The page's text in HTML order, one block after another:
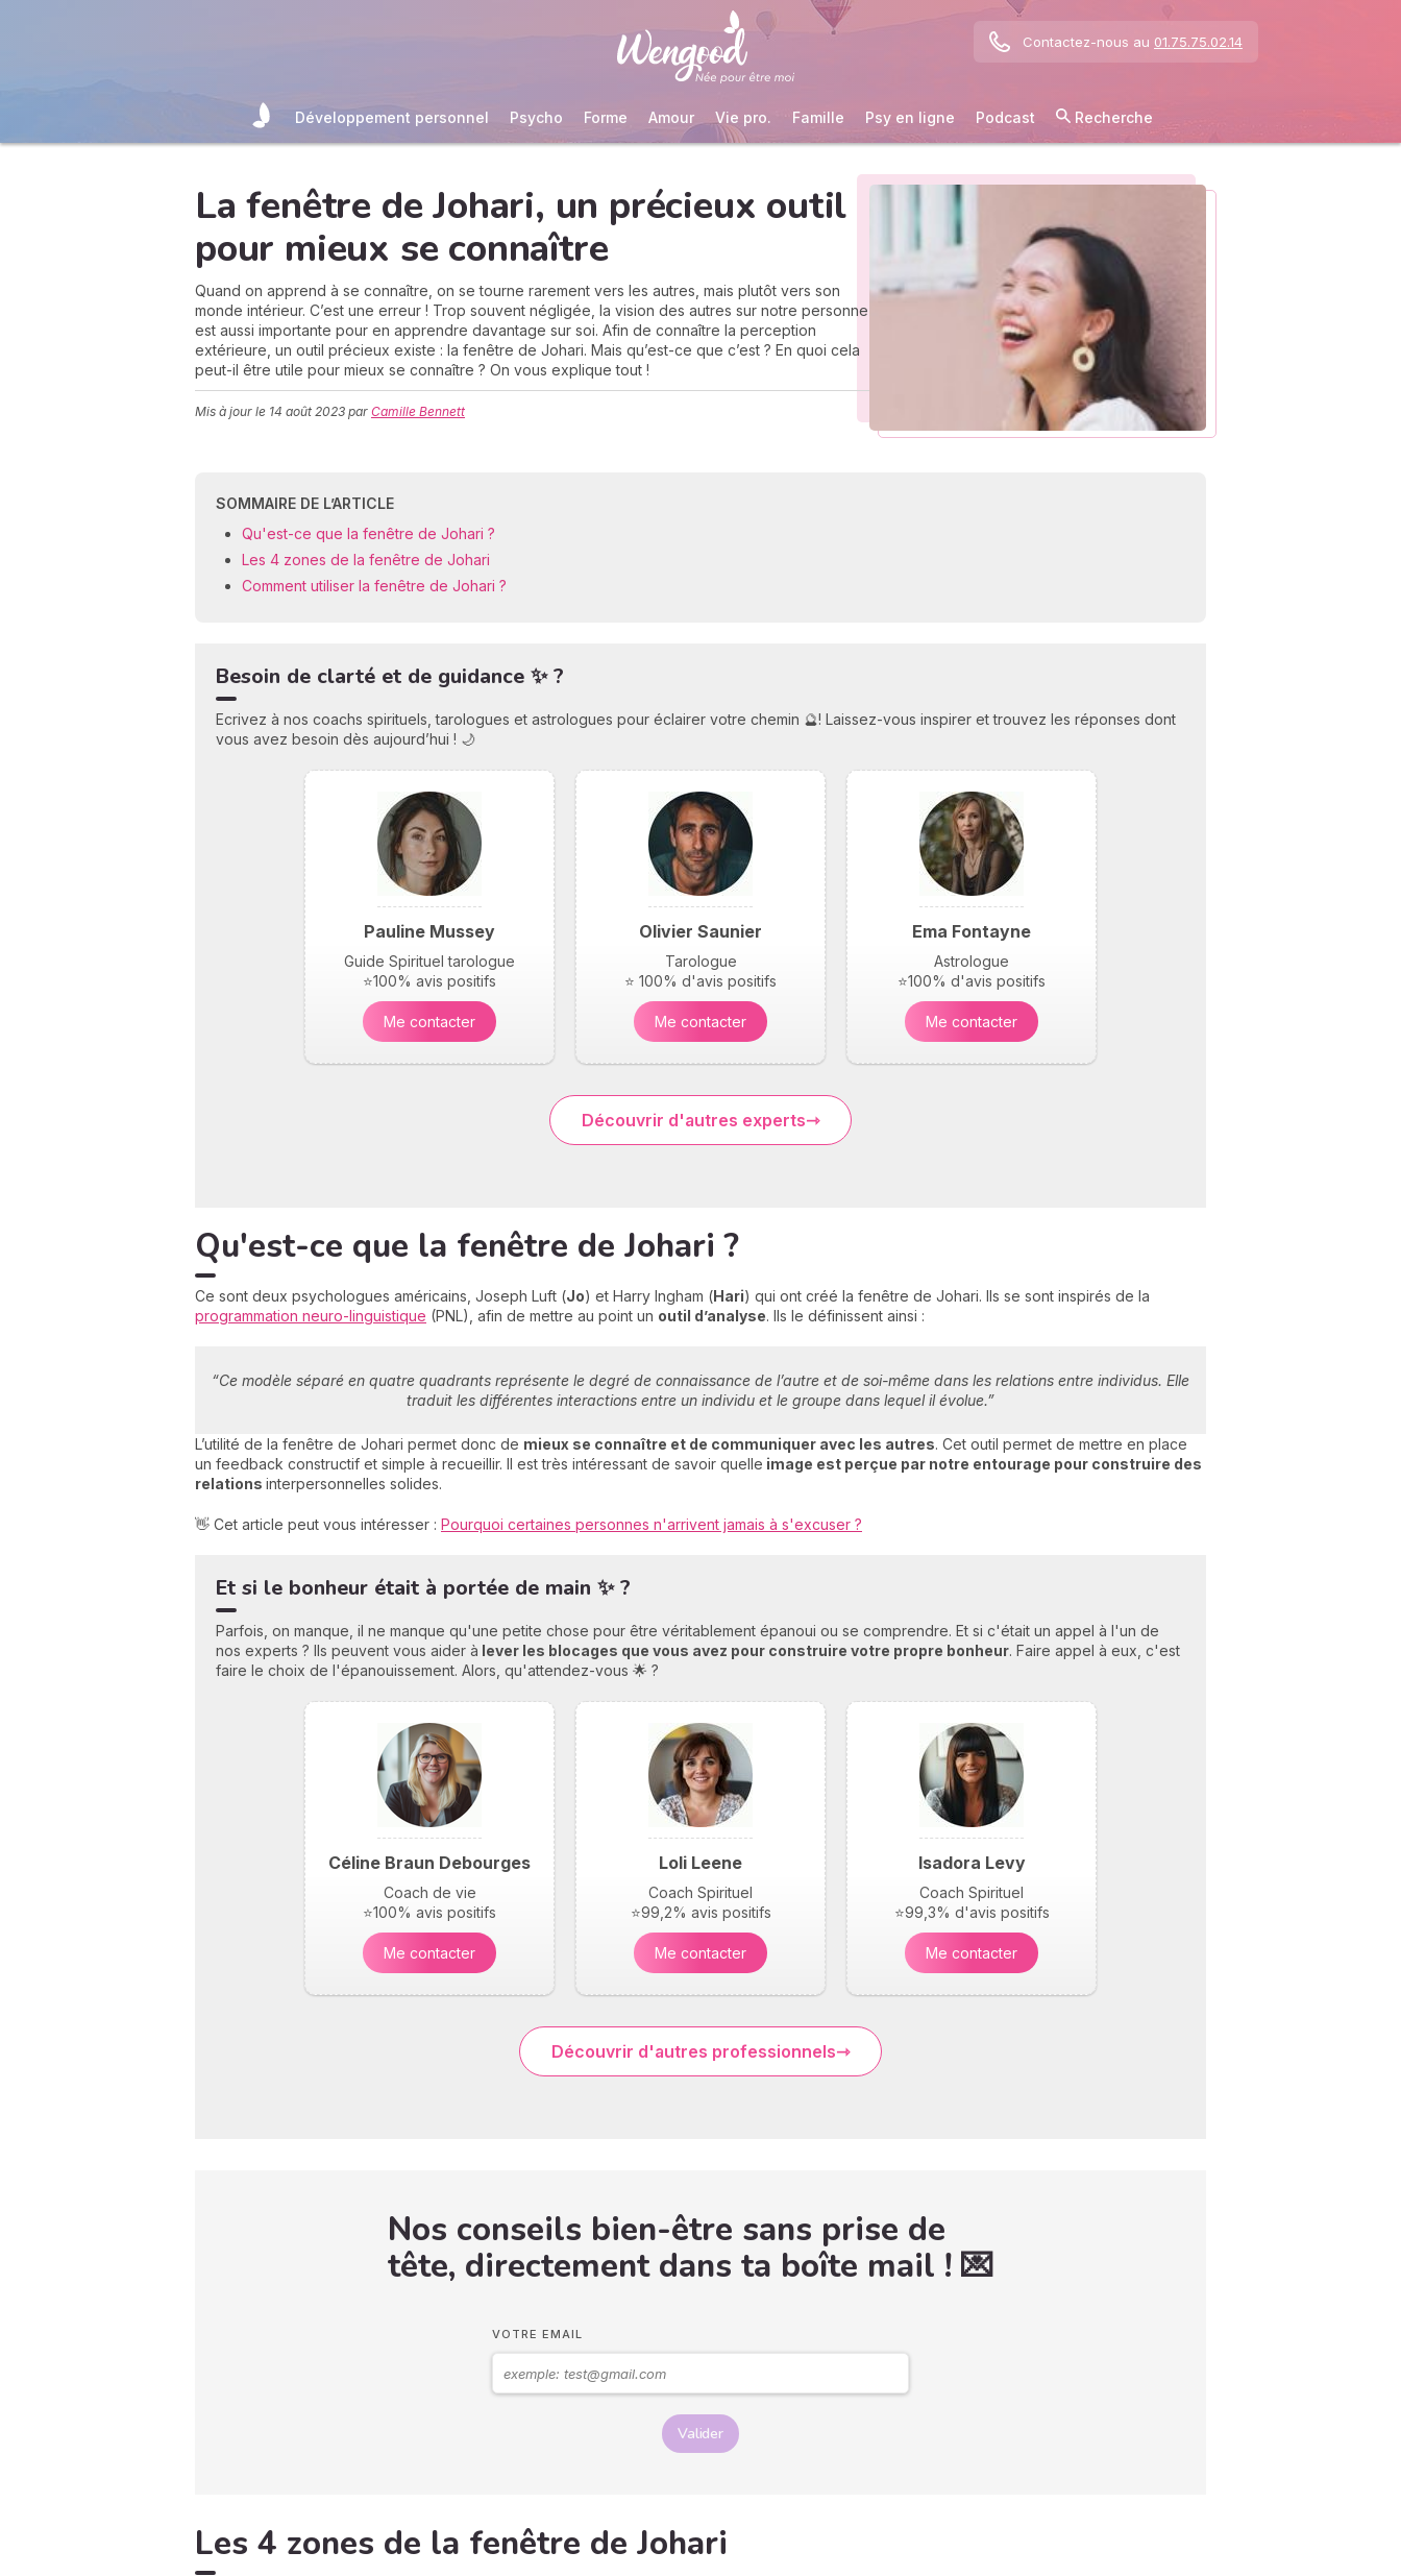
Contactez-nous au 01.75.75.02.14
Développement personnel Psycho Forme Amour Vie pro. Famille Psy en ligne Podcast Recherche
La fenêtre de Johari, un précieux outil
pour mieux se connaître
Quand on apprend à se connaître, on se tourne rarement vers les autres, mais plutôt vers son
monde intérieur. C’est une erreur ! Trop souvent négligée, la vision des autres sur notre personne
est aussi importante pour en apprendre davantage sur soi. Afin de connaître la perception
extérieure, un outil précieux existe : la fenêtre de Johari. Mais qu’est-ce que c’est ? En quoi cela
peut-il être utile pour mieux se connaître ? On vous explique tout !
Mis à jour le 14 août 2023 par Camille Bennett
SOMMAIRE DE L’ARTICLE
Qu'est-ce que la fenêtre de Johari ?
Les 4 zones de la fenêtre de Johari
Comment utiliser la fenêtre de Johari ?
Besoin de clarté et de guidance ✨ ?
Ecrivez à nos coachs spirituels, tarologues et astrologues pour éclairer votre chemin 🔮! Laissez-vous inspirer et trouvez les réponses dont
vous avez besoin dès aujourd’hui ! 🌙
Pauline Mussey
Guide Spirituel tarologue
⭐100% avis positifs
Me contacter
Olivier Saunier
Tarologue
⭐ 100% d'avis positifs
Me contacter
Ema Fontayne
Astrologue
⭐100% d'avis positifs
Me contacter
Découvrir d'autres experts
Qu'est-ce que la fenêtre de Johari ?
Ce sont deux psychologues américains, Joseph Luft (Jo) et Harry Ingham (Hari) qui ont créé la fenêtre de Johari. Ils se sont inspirés de la
programmation neuro-linguistique (PNL), afin de mettre au point un outil d’analyse. Ils le définissent ainsi :
“Ce modèle séparé en quatre quadrants représente le degré de connaissance de l’autre et de soi-même dans les relations entre individus. Elle
traduit les différentes interactions entre un individu et le groupe dans lequel il évolue.”
L’utilité de la fenêtre de Johari permet donc de mieux se connaître et de communiquer avec les autres. Cet outil permet de mettre en place
un feedback constructif et simple à recueillir. Il est très intéressant de savoir quelle image est perçue par notre entourage pour construire des
relations interpersonnelles solides.
👋 Cet article peut vous intéresser : Pourquoi certaines personnes n'arrivent jamais à s'excuser ?
Et si le bonheur était à portée de main ✨ ?
Parfois, on manque, il ne manque qu'une petite chose pour être véritablement épanoui ou se comprendre. Et si c'était un appel à l'un de
nos experts ? Ils peuvent vous aider à lever les blocages que vous avez pour construire votre propre bonheur. Faire appel à eux, c'est
faire le choix de l'épanouissement. Alors, qu'attendez-vous 🌟 ?
Céline Braun Debourges
Coach de vie
⭐100% avis positifs
Me contacter
Loli Leene
Coach Spirituel
⭐99,2% avis positifs
Me contacter
Isadora Levy
Coach Spirituel
⭐99,3% d'avis positifs
Me contacter
Découvrir d'autres professionnels
Nos conseils bien-être sans prise de
tête, directement dans ta boîte mail ! 💌
VOTRE EMAIL
Valider
Les 4 zones de la fenêtre de Johari